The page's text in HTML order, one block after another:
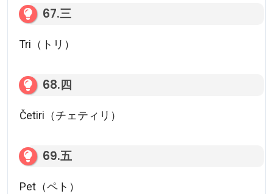
67.三
Tri（トリ）
68.四
Četiri（チェティリ）
69.五
Pet（ペト）